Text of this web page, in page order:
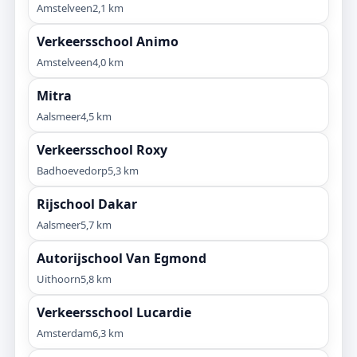
Amstelveen2,1 km
Verkeersschool Animo
Amstelveen4,0 km
Mitra
Aalsmeer4,5 km
Verkeersschool Roxy
Badhoevedorp5,3 km
Rijschool Dakar
Aalsmeer5,7 km
Autorijschool Van Egmond
Uithoorn5,8 km
Verkeersschool Lucardie
Amsterdam6,3 km